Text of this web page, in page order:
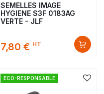
SEMELLES IMAGE
HYGIENE S3F 0183AG
VERTE - JLF
7,80 € HT
ECO-RESPONSABLE